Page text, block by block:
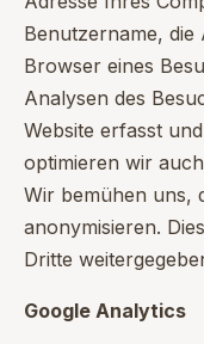
Benutzername,
Browser eines
Analysen des
Website erfasst
optimieren wir
Wir bemühen uns,
anonymisieren.
Dritte
Google Analytics